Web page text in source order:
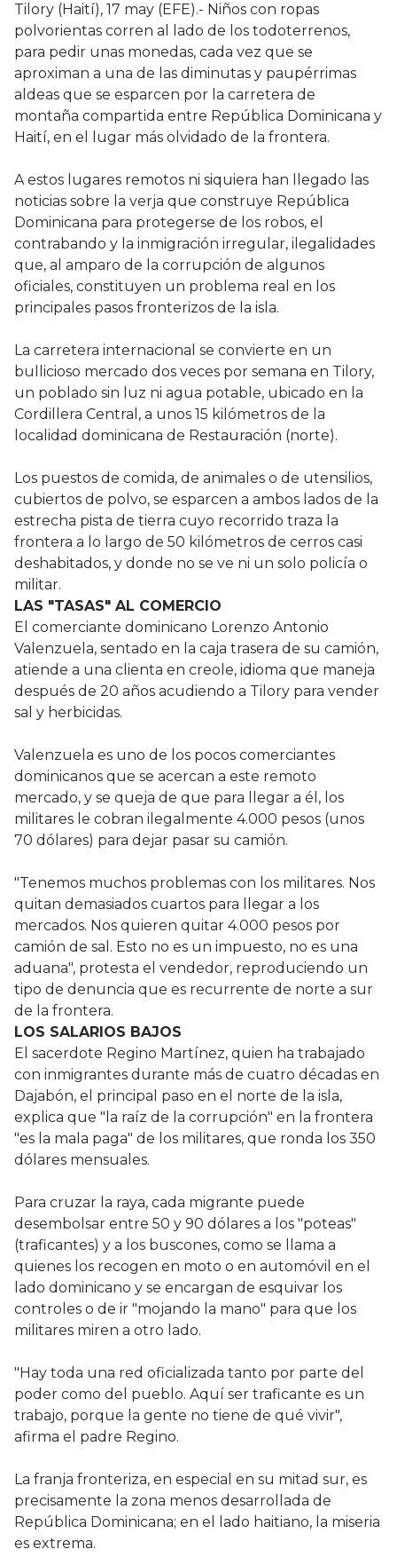
Tilory (Haití), 17 may (EFE).- Niños con ropas
polvorientas corren al lado de los todoterrenos,
para pedir unas monedas, cada vez que se
aproximan a una de las diminutas y paupérrimas
aldeas que se esparcen por la carretera de
montaña compartida entre República Dominicana y
Haití, en el lugar más olvidado de la frontera.
A estos lugares remotos ni siquiera han llegado las
noticias sobre la verja que construye República
Dominicana para protegerse de los robos, el
contrabando y la inmigración irregular, ilegalidades
que, al amparo de la corrupción de algunos
oficiales, constituyen un problema real en los
principales pasos fronterizos de la isla.
La carretera internacional se convierte en un
bullicioso mercado dos veces por semana en Tilory,
un poblado sin luz ni agua potable, ubicado en la
Cordillera Central, a unos 15 kilómetros de la
localidad dominicana de Restauración (norte).
Los puestos de comida, de animales o de utensilios,
cubiertos de polvo, se esparcen a ambos lados de la
estrecha pista de tierra cuyo recorrido traza la
frontera a lo largo de 50 kilómetros de cerros casi
deshabitados, y donde no se ve ni un solo policía o
militar.
LAS "TASAS" AL COMERCIO
El comerciante dominicano Lorenzo Antonio
Valenzuela, sentado en la caja trasera de su camión,
atiende a una clienta en creole, idioma que maneja
después de 20 años acudiendo a Tilory para vender
sal y herbicidas.
Valenzuela es uno de los pocos comerciantes
dominicanos que se acercan a este remoto
mercado, y se queja de que para llegar a él, los
militares le cobran ilegalmente 4.000 pesos (unos
70 dólares) para dejar pasar su camión.
"Tenemos muchos problemas con los militares. Nos
quitan demasiados cuartos para llegar a los
mercados. Nos quieren quitar 4.000 pesos por
camión de sal. Esto no es un impuesto, no es una
aduana", protesta el vendedor, reproduciendo un
tipo de denuncia que es recurrente de norte a sur
de la frontera.
LOS SALARIOS BAJOS
El sacerdote Regino Martínez, quien ha trabajado
con inmigrantes durante más de cuatro décadas en
Dajabón, el principal paso en el norte de la isla,
explica que "la raíz de la corrupción" en la frontera
"es la mala paga" de los militares, que ronda los 350
dólares mensuales.
Para cruzar la raya, cada migrante puede
desembolsar entre 50 y 90 dólares a los "poteas"
(traficantes) y a los buscones, como se llama a
quienes los recogen en moto o en automóvil en el
lado dominicano y se encargan de esquivar los
controles o de ir "mojando la mano" para que los
militares miren a otro lado.
"Hay toda una red oficializada tanto por parte del
poder como del pueblo. Aquí ser traficante es un
trabajo, porque la gente no tiene de qué vivir",
afirma el padre Regino.
La franja fronteriza, en especial en su mitad sur, es
precisamente la zona menos desarrollada de
República Dominicana; en el lado haitiano, la miseria
es extrema.